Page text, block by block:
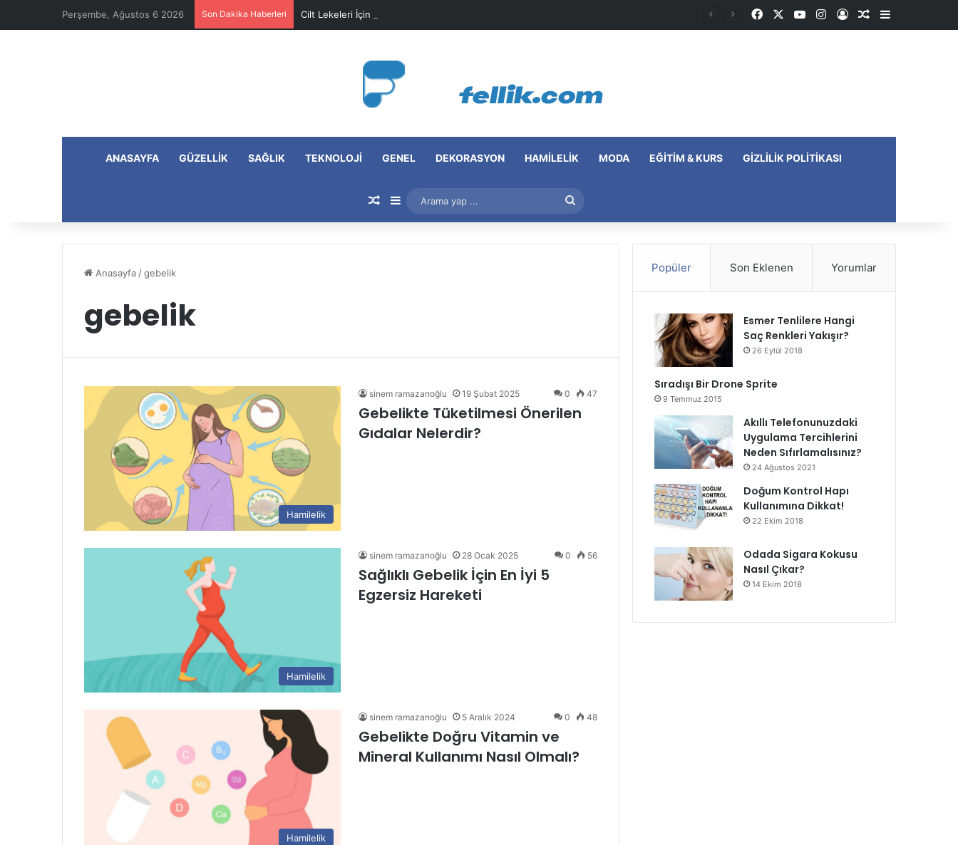
Perşembe, Ağustos 6 2026 Son Dakika Haberleri Cilt Lekeleri İçin Pratik Maske Önerileri FacebookYouTubeInstagram
Kayıt OlRastgele Makale
Kenar
ANASAYFA GÜZELLIK SAĞLIK TEKNOLOJI GENEL DEKORASYON HAMILELIK MODA EĞITIM & KURS GIZLILIK POLITIKASI
Rastgele Makale
Kenar Bölmesi
Arama
yap
Anasayfa /gebelik
gebelik
Hamilelik
sinem ramazanoğlu 19 Şubat 2025 0 47
Gebelikte Tüketilmesi Önerilen
Gıdalar Nelerdir?
Hamilelik
sinem ramazanoğlu 28 Ocak 2025 0 56
Sağlıklı Gebelik İçin En İyi 5
Egzersiz Hareketi
Hamilelik
sinem ramazanoğlu 5 Aralık 2024 0 48
Gebelikte Doğru Vitamin ve
Mineral Kullanımı Nasıl Olmalı?
Popüler Son Eklenen Yorumlar
Esmer Tenlilere Hangi
Saç Renkleri Yakışır?
26 Eylül 2018
Sıradışı Bir Drone Sprite
9 Temmuz 2015
Akıllı Telefonunuzdaki
Uygulama Tercihlerini
Neden Sıfırlamalısınız?
24 Ağustos 2021
Doğum Kontrol Hapı
Kullanımına Dikkat!
22 Ekim 2018
Odada Sigara Kokusu
Nasıl Çıkar?
14 Ekim 2018